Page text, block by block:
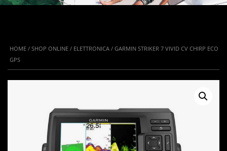
HOME / SHOP ONLINE / ELETTRONICA / GARMIN STRIKER 7 VIVID CV CHIRP ECO
GPS